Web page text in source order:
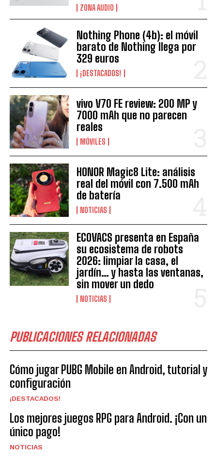
ZONA AUDIO
Nothing Phone (4b): el móvil
barato de Nothing llega por
329 euros
¡DESTACADOS!
vivo V70 FE review: 200 MP y
7000 mAh que no parecen
reales
MÓVILES
HONOR Magic8 Lite: análisis
real del móvil con 7.500 mAh
de batería
NOTICIAS
ECOVACS presenta en España
su ecosistema de robots
2026: limpiar la casa, el
jardín… y hasta las ventanas,
sin mover un dedo
NOTICIAS
PUBLICACIONES RELACIONADAS
Cómo jugar PUBG Mobile en Android, tutorial y
configuración
¡DESTACADOS!
Los mejores juegos RPG para Android. ¡Con un
único pago!
NOTICIAS